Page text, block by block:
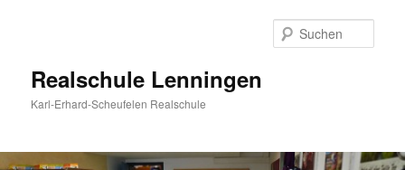
Realschule Lenningen
Karl-Erhard-Scheufelen Realschule